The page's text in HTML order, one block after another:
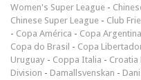
Women's Super League -
Chinese Super League - Club
- Copa América - Copa Argentina
Copa do Brasil - Copa
Uruguay - Coppa Italia - Croatia
Division - Damallsvenskan -